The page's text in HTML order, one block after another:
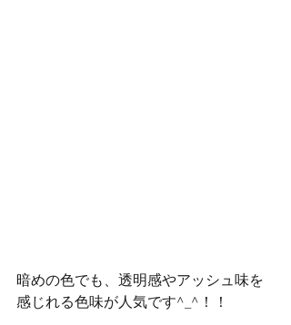
暗めの色でも、透明感やアッシュ味を
感じれる色味が人気です^_^！！